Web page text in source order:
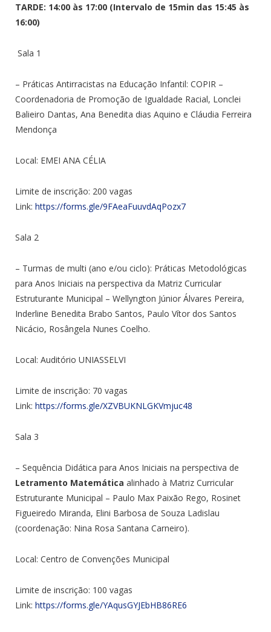
TARDE: 14:00 às 17:00 (Intervalo de 15min das 15:45 às
16:00)
Sala 1
– Práticas Antirracistas na Educação Infantil: COPIR –
Coordenadoria de Promoção de Igualdade Racial, Lonclei
Balieiro Dantas, Ana Benedita dias Aquino e Cláudia Ferreira
Mendonça
Local: EMEI ANA CÉLIA
Limite de inscrição: 200 vagas
Link: https://forms.gle/9FAeaFuuvdAqPozx7
Sala 2
– Turmas de multi (ano e/ou ciclo): Práticas Metodológicas
para Anos Iniciais na perspectiva da Matriz Curricular
Estruturante Municipal – Wellyngton Júnior Álvares Pereira,
Inderline Benedita Brabo Santos, Paulo Vítor dos Santos
Nicácio, Rosângela Nunes Coelho.
Local: Auditório UNIASSELVI
Limite de inscrição: 70 vagas
Link: https://forms.gle/XZVBUKNLGKVmjuc48
Sala 3
– Sequência Didática para Anos Iniciais na perspectiva de
Letramento Matemática alinhado à Matriz Curricular
Estruturante Municipal – Paulo Max Paixão Rego, Rosinet
Figueiredo Miranda, Elini Barbosa de Souza Ladislau
(coordenação: Nina Rosa Santana Carneiro).
Local: Centro de Convenções Municipal
Limite de inscrição: 100 vagas
Link: https://forms.gle/YAqusGYJEbHB86RE6